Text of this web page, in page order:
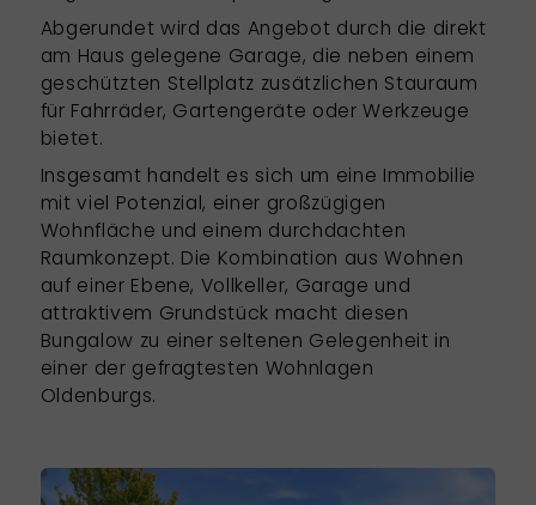
Abgerundet wird das Angebot durch die direkt
am Haus gelegene Garage, die neben einem
geschützten Stellplatz zusätzlichen Stauraum
für Fahrräder, Gartengeräte oder Werkzeuge
bietet.
Insgesamt handelt es sich um eine Immobilie
mit viel Potenzial, einer großzügigen
Wohnfläche und einem durchdachten
Raumkonzept. Die Kombination aus Wohnen
auf einer Ebene, Vollkeller, Garage und
attraktivem Grundstück macht diesen
Bungalow zu einer seltenen Gelegenheit in
einer der gefragtesten Wohnlagen
Oldenburgs.